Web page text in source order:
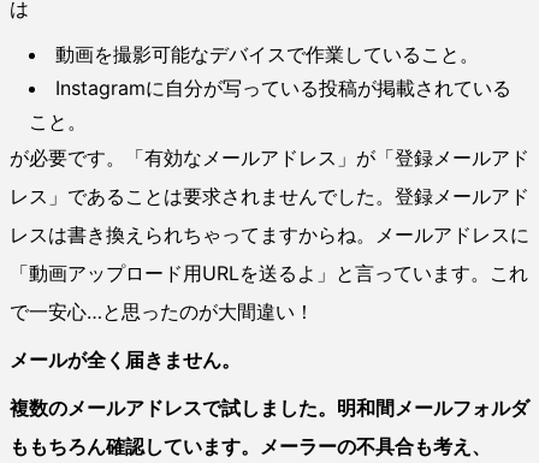
は
動画を撮影可能なデバイスで作業していること。
Instagramに自分が写っている投稿が掲載されている
こと。
が必要です。「有効なメールアドレス」が「登録メールアド
レス」であることは要求されませんでした。登録メールアド
レスは書き換えられちゃってますからね。メールアドレスに
「動画アップロード用URLを送るよ」と言っています。これ
で一安心…と思ったのが大間違い！
メールが全く届きません。
複数のメールアドレスで試しました。明和間メールフォルダ
ももちろん確認しています。メーラーの不具合も考え、